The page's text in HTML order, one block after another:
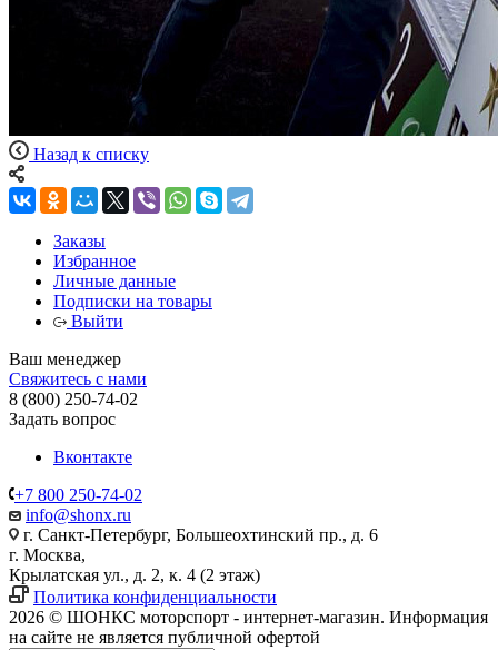
Назад к списку
Заказы
Избранное
Личные данные
Подписки на товары
Выйти
Ваш менеджер
Свяжитесь с нами
8 (800) 250-74-02
Задать вопрос
Вконтакте
+7 800 250-74-02
info@shonx.ru
г. Санкт-Петербург, Большеохтинский пр., д. 6
г. Москва,
Крылатская ул., д. 2, к. 4 (2 этаж)
Политика конфиденциальности
2026 © ШОНКС моторспорт - интернет-магазин. Информация
на сайте не является публичной офертой